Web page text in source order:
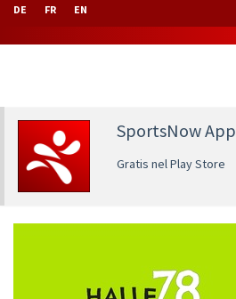
DE FR EN
SportsNow App
Gratis nel Play Store